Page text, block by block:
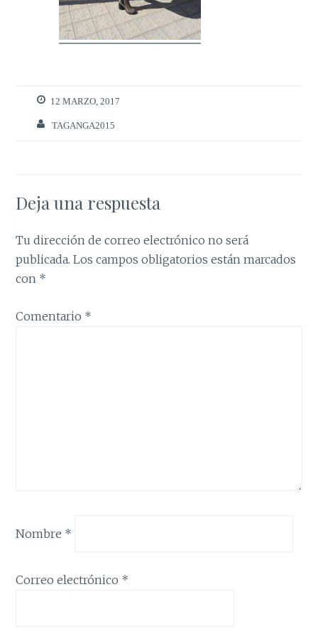
12 MARZO, 2017
TAGANGA2015
Deja una respuesta
Tu dirección de correo electrónico no será
publicada. Los campos obligatorios están marcados
con *
Comentario *
Nombre *
Correo electrónico *